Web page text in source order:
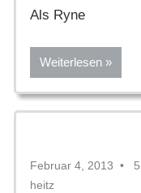
Als Ryne
Weiterlesen
Februar 4, 2013
heitz